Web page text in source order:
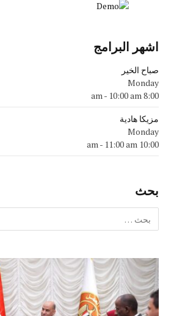
اشهر البرامج
صباح الخير
Monday
8:00 am
- 10:00 am
مزيكا هادية
Monday
10:00 am
- 11:00 am
بحث